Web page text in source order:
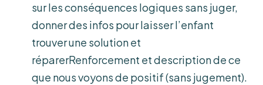
sur les conséquences logiques sans juger,
donner des infos pour laisser l’enfant
trouver une solution et
réparerRenforcement et description de ce
que nous voyons de positif (sans jugement).